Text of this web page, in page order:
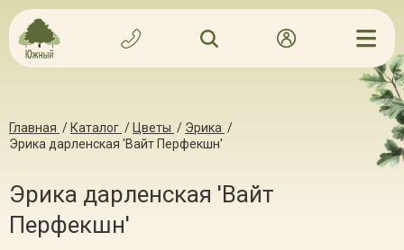
Главная / Каталог / Цветы / Эрика /
Эрика дарленская 'Вайт Перфекшн'
Эрика дарленская 'Вайт
Перфекшн'